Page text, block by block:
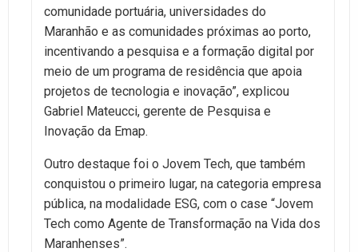
comunidade portuária, universidades do
Maranhão e as comunidades próximas ao porto,
incentivando a pesquisa e a formação digital por
meio de um programa de residência que apoia
projetos de tecnologia e inovação”, explicou
Gabriel Mateucci, gerente de Pesquisa e
Inovação da Emap.
Outro destaque foi o Jovem Tech, que também
conquistou o primeiro lugar, na categoria empresa
pública, na modalidade ESG, com o case “Jovem
Tech como Agente de Transformação na Vida dos
Maranhenses”.